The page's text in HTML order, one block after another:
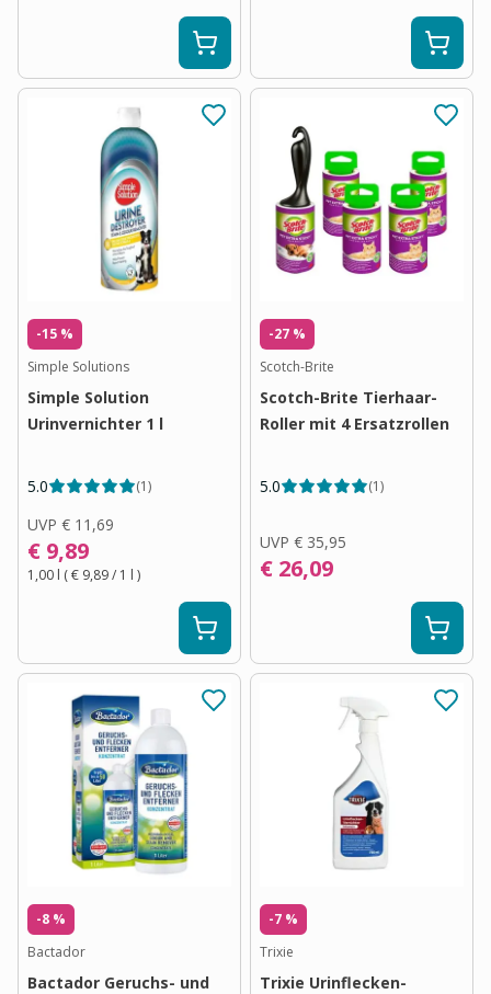
-15 %
Simple Solutions
Simple Solution
Urinvernichter 1 l
5.0 (1)
UVP € 11,69
€ 9,89
1,00 l (€ 9,89/ 1 l )
-27 %
Scotch-Brite
Scotch-Brite Tierhaar-
Roller mit 4 Ersatzrollen
5.0 (1)
UVP € 35,95
€ 26,09
-8 %
Bactador
Bactador Geruchs- und
-7 %
Trixie
Trixie Urinflecken-